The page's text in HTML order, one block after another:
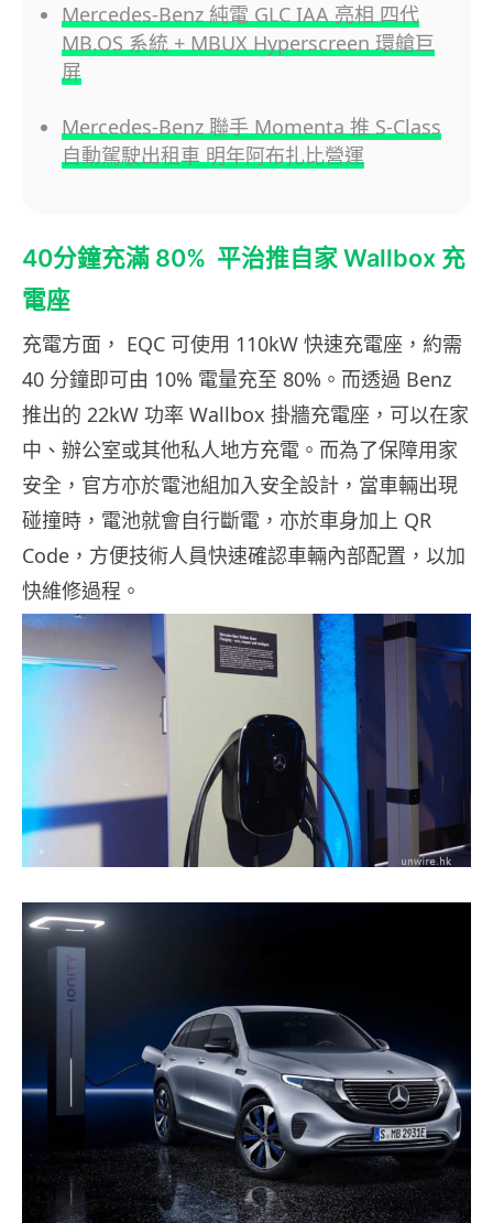
Mercedes-Benz 純電 GLC IAA 亮相 四代
MB.OS 系統 + MBUX Hyperscreen 環艙巨
屏
Mercedes-Benz 聯手 Momenta 推 S-Class
自動駕駛出租車 明年阿布扎比營運
40分鐘充滿 80% 平治推自家 Wallbox 充
電座
充電方面， EQC 可使用 110kW 快速充電座，約需
40 分鐘即可由 10% 電量充至 80%。而透過 Benz
推出的 22kW 功率 Wallbox 掛牆充電座，可以在家
中、辦公室或其他私人地方充電。而為了保障用家
安全，官方亦於電池組加入安全設計，當車輛出現
碰撞時，電池就會自行斷電，亦於車身加上 QR
Code，方便技術人員快速確認車輛內部配置，以加
快維修過程。